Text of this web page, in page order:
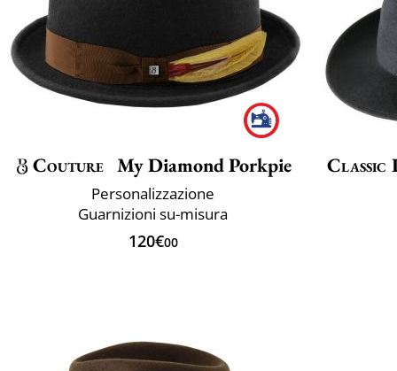
Couture My Diamond Porkpie
Personalizzazione
Guarnizioni su-misura
120€00
Classic